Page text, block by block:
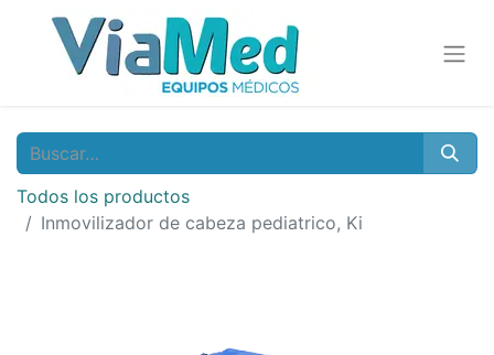
Todos los productos
Inmovilizador de cabeza pediatrico, Ki